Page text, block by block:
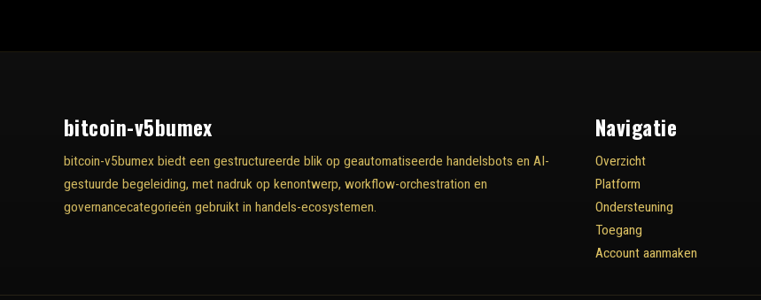
bitcoin-v5bumex
bitcoin-v5bumex biedt een gestructureerde blik op geautomatiseerde handelsbots en AI-
gestuurde begeleiding, met nadruk op kenontwerp, workflow-orchestration en
governancecategorieën gebruikt in handels-ecosystemen.
Navigatie
Overzicht
Platform
Ondersteuning
Toegang
Account aanmaken